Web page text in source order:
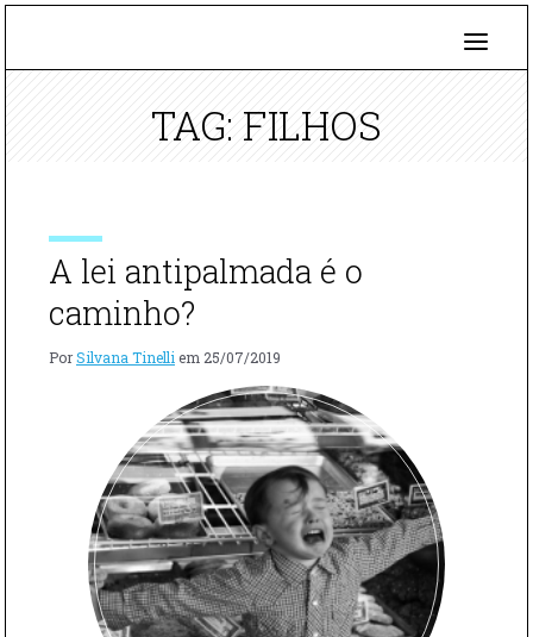
TAG: FILHOS
A lei antipalmada é o
caminho?
PorSilvana Tinelli em 25/07/2019